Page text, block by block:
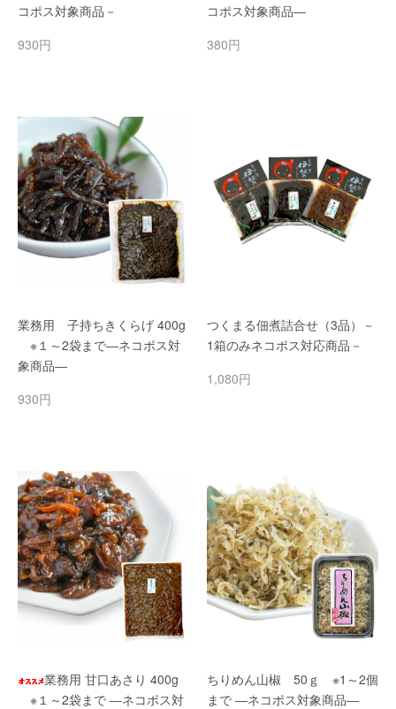
コポス対象商品－
930円
コポス対象商品―
380円
業務用 子持ちきくらげ 400g
※１～2袋まで―ネコポス対
象商品―
930円
つくまる佃煮詰合せ（3品）－
1箱のみネコポス対応商品－
1,080円
業務用 甘口あさり 400g
※１～2袋まで ―ネコポス対
ちりめん山椒 50ｇ ※1～2個
まで ―ネコポス対象商品―